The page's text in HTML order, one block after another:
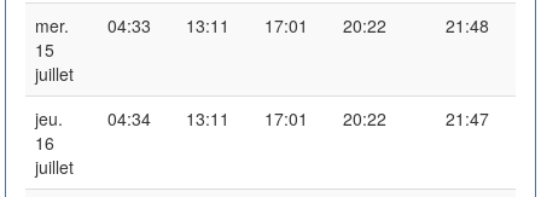
mer.
15
juillet
04:33 13:11 17:01 20:22 21:48
jeu.
16
juillet
04:34 13:11 17:01 20:22 21:47